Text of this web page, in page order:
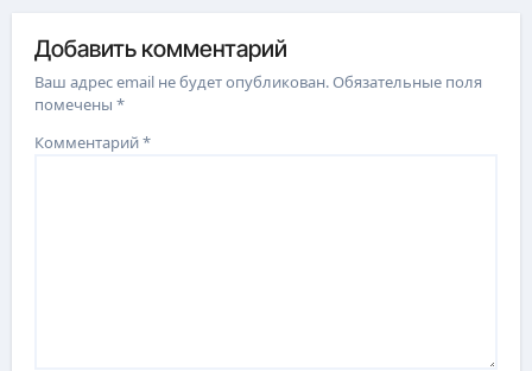
Добавить комментарий
Ваш адрес email не будет опубликован.Обязательные поля
помечены*
Комментарий*